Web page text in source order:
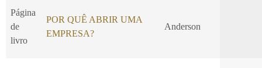
Página
de
livro
POR QUÊ ABRIR UMA
EMPRESA?
Anderson